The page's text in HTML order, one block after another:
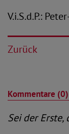
V.i.S.d.P.:
Zurück
Kommentare (0)
Sei der